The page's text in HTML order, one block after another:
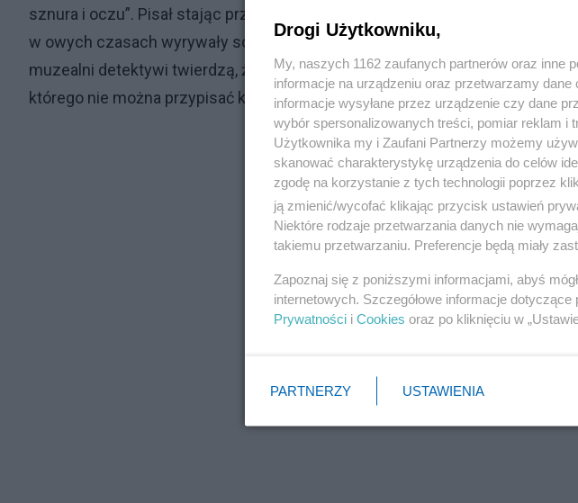
sznura i oczu”. Pisał stając przed „Mona Lisą” – Zbigniew Herbert. Właśnie !
w owych czasach wyrywały sobie rzęsy ? Jak np. „Kobieta z welonem”
muzealni detektywi twierdzą, że to raczej nie portret lecz „tronies” czyli
którego nie można przypisać konkretnej osobie.
Drogi Użytkowniku,
My, naszych 1162 zaufanych partnerów oraz inne
informacje na urządzeniu oraz przetwarzamy
informacje wysyłane przez urządzenie czy dane
wybór spersonalizowanych treści, pomiar reklam i
Użytkownika my i Zaufani Partnerzy możemy
skanować charakterystykę urządzenia do celów
zgodę na korzystanie z tych technologii poprzez
ją zmienić/wycofać klikając przycisk ustawień
Niektóre rodzaje przetwarzania danych nie
takiemu przetwarzaniu. Preferencje będą miały
Zapoznaj się z poniższymi informacjami, abyś
internetowych. Szczegółowe informacje
Prywatności i Cookies oraz po kliknięciu w
PARTNERZY USTAWIENIA